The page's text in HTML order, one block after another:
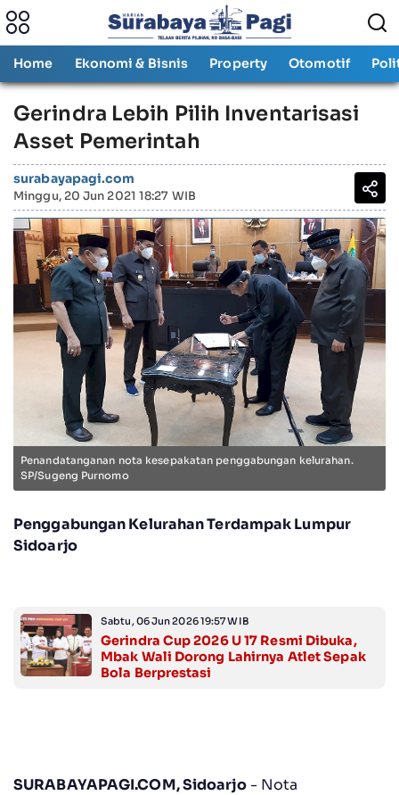
Home Ekonomi & Bisnis Property Otomotif
Gerindra Lebih Pilih Inventarisasi
Asset Pemerintah
surabayapagi.com
Minggu, 20 Jun 2021 18:27 WIB
Penandatanganan nota kesepakatan penggabungan kelurahan.
SP/Sugeng Purnomo
Penggabungan Kelurahan Terdampak Lumpur
Sidoarjo
Sabtu, 06 Jun 2026 19:57 WIB
Gerindra Cup 2026 U 17 Resmi Dibuka,
Mbak Wali Dorong Lahirnya Atlet Sepak
Bola Berprestasi
SURABAYAPAGI.COM, Sidoarjo- Nota